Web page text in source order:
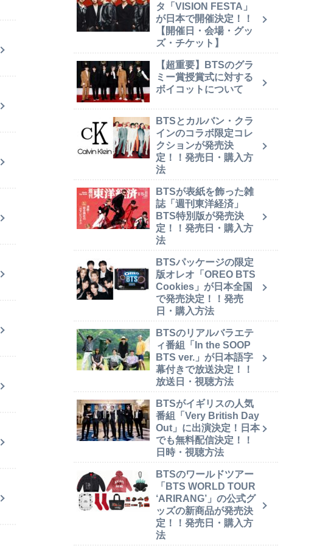
タ「VISION FESTA」
が日本で開催決定！！
【開催日・会場・グッ
ズ・チケット】
【超重要】BTSのグラ
ミー賞授賞式に対する
ボイコットについて
BTSとカルバン・クラ
インのコラボ限定コレ
クションが発売決
定！！発売日・購入方
法
BTSが表紙を飾った雑
誌「週刊東洋経済」
BTS特別版が発売決
定！！発売日・購入方
法
BTSパッケージの限定
版オレオ「OREO BTS
Cookies」が日本全国
で発売決定！！発売
日・購入方法
BTSのリアルバラエテ
ィ番組「In the SOOP
BTS ver.」が日本語字
幕付きで放送決定！！
放送日・視聴方法
BTSがイギリスの人気
番組「Very British Day
Out」に出演決定！日本
でも無料配信決定！！
日時・視聴方法
BTSのワールドツアー
「BTS WORLD TOUR
‘ARIRANG’」の公式グ
ッズの新商品が発売決
定！！発売日・購入方
法